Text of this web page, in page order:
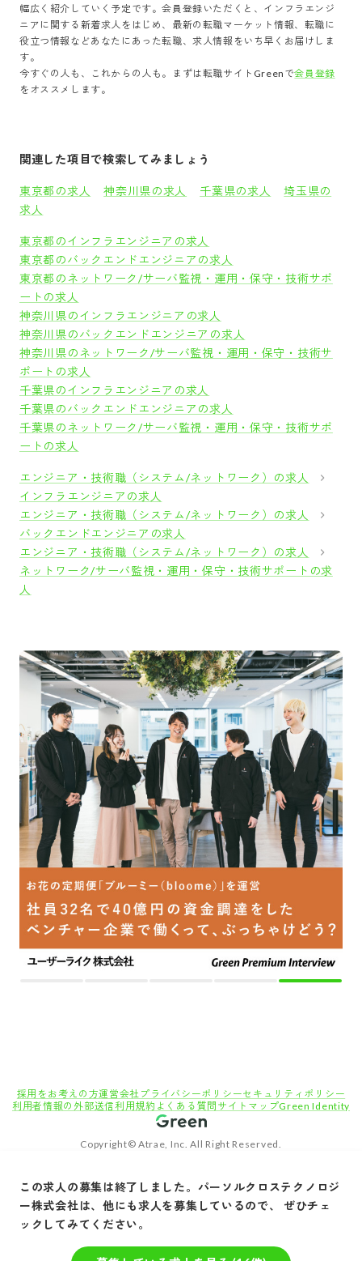
幅広く紹介していく予定です。会員登録いただくと、 インフラエンジ
ニア に関する新着求人をはじめ、最新の転職マーケット情報、転職に
役立つ情報などあなたにあった転職、求人情報をいち早くお届けしま
す。
今すぐの人も、これからの人も。まずは転職サイトGreenで会員登録
をオススメします。
関連した項目で検索してみましょう
東京都の求人 神奈川県の求人 千葉県の求人
埼玉県の
求人
東京都のインフラエンジニアの求人
東京都のバックエンドエンジニアの求人
東京都のネットワーク/サーバ監視・運用・保守・技術サポ
ートの求人
神奈川県のインフラエンジニアの求人
神奈川県のバックエンドエンジニアの求人
神奈川県のネットワーク/サーバ監視・運用・保守・技術サ
ポートの求人
千葉県のインフラエンジニアの求人
千葉県のバックエンドエンジニアの求人
千葉県のネットワーク/サーバ監視・運用・保守・技術サポ
ートの求人
エンジニア・技術職（システム/ネットワーク）の求人
インフラエンジニアの求人
エンジニア・技術職（システム/ネットワーク）の求人
バックエンドエンジニアの求人
エンジニア・技術職（システム/ネットワーク）の求人
ネットワーク/サーバ監視・運用・保守・技術サポートの求
人
この求人の募集は終了しました。 パーソルクロステクノロジ
ー株式会社は、他にも求人を募集しているので、 ぜひチェ
ックしてみてください。
採用をお考えの方運営会社 プライバシーポリシーセキュリティポリシー
利用者情報の外部送信利用規約 よくある質問 サイトマップGreen Identity
Copyright© Atrae, Inc. All Right Reserved.
◎【フルリモート・ハイブリッドPJあり】最先端技術で社会貢献！SOCの経験を活かし、
セキュリティアナリストとしてキャリアアップしませんか？